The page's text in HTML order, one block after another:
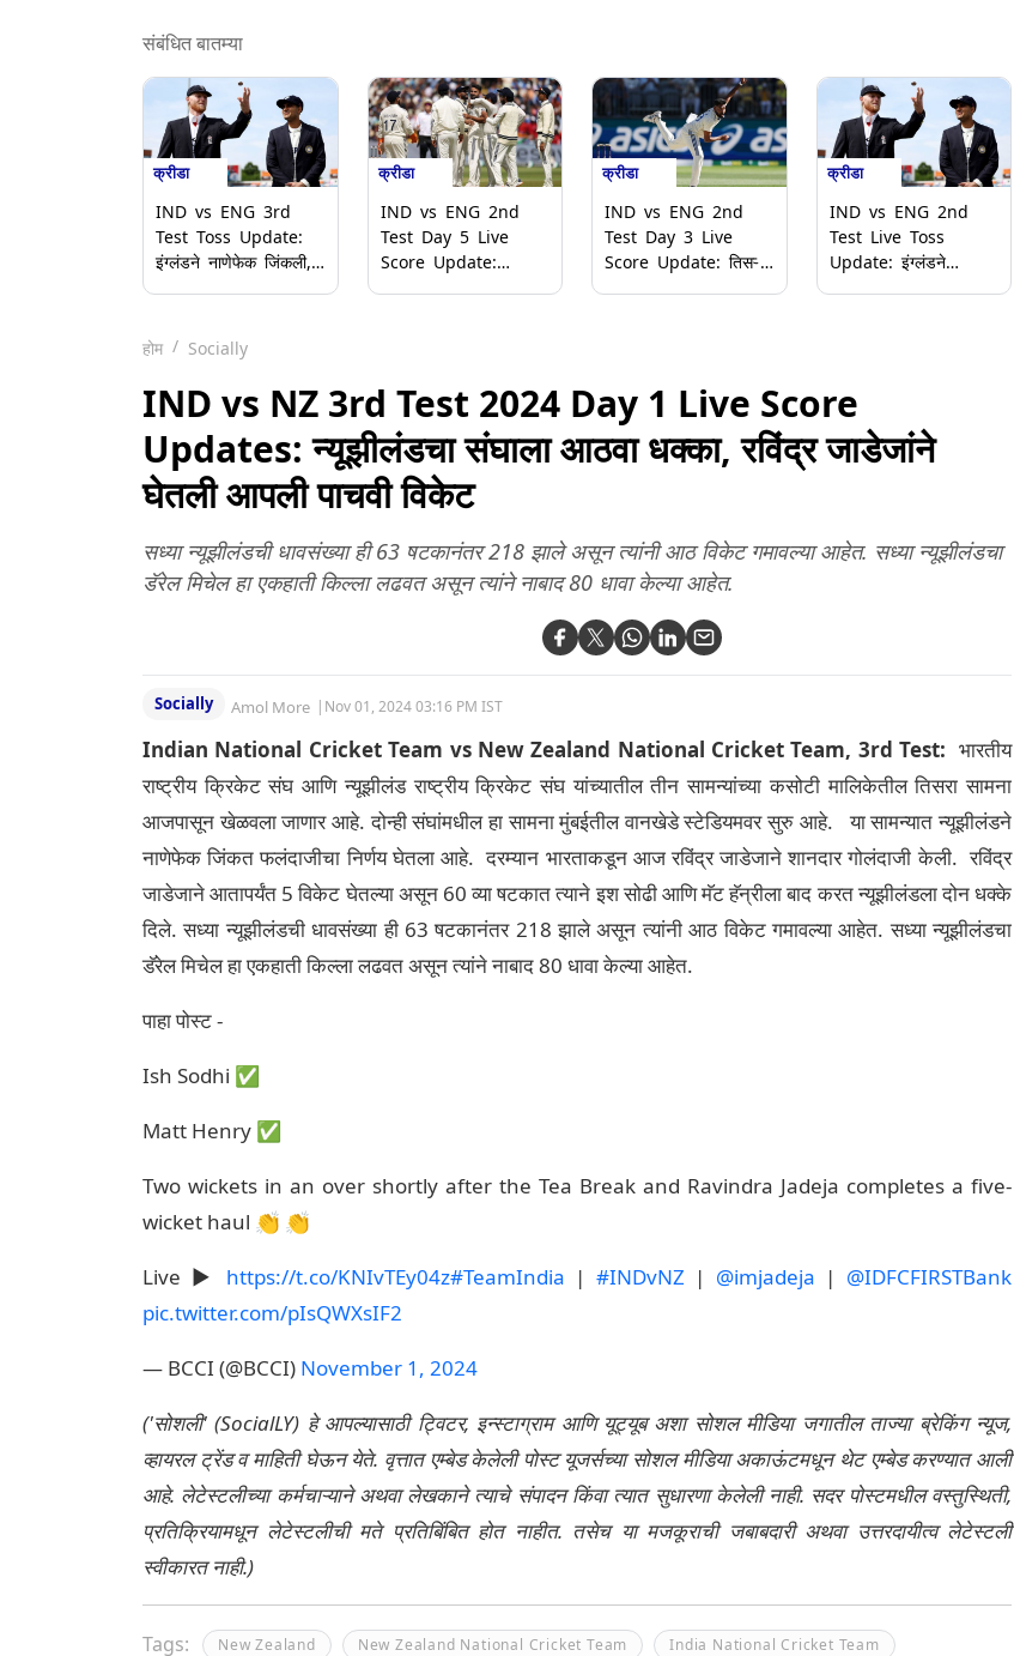
संबंधित बातम्या
क्रीडा
IND vs ENG 3rd
Test Toss Update:
इंग्लंडने नाणेफेक जिंकली,
क्रीडा
IND vs ENG 2nd
Test Day 5 Live
Score Update:
क्रीडा
IND vs ENG 2nd
Test Day 3 Live
Score Update: तिसऱ्या
क्रीडा
IND vs ENG 2nd
Test Live Toss
Update: इंग्लंडने
होम Socially
IND vs NZ 3rd Test 2024 Day 1 Live Score
Updates: न्यूझीलंडचा संघाला आठवा धक्का, रविंद्र जाडेजांने
घेतली आपली पाचवी विकेट
सध्या न्यूझीलंडची धावसंख्या ही 63 षटकानंतर 218 झाले असून त्यांनी आठ विकेट गमावल्या आहेत. सध्या न्यूझीलंडचा
डॅरेल मिचेल हा एकहाती किल्ला लढवत असून त्यांने नाबाद 80 धावा केल्या आहेत.
Socially Amol More | Nov 01, 2024 03:16 PM IST
Indian National Cricket Team vs New Zealand National Cricket Team, 3rd Test: भारतीय
राष्ट्रीय क्रिकेट संघ आणि न्यूझीलंड राष्ट्रीय क्रिकेट संघ यांच्यातील तीन सामन्यांच्या कसोटी मालिकेतील तिसरा सामना
आजपासून खेळवला जाणार आहे. दोन्ही संघांमधील हा सामना मुंबईतील वानखेडे स्टेडियमवर सुरु आहे. या सामन्यात न्यूझीलंडने
नाणेफेक जिंकत फलंदाजीचा निर्णय घेतला आहे. दरम्यान भारताकडून आज रविंद्र जाडेजाने शानदार गोलंदाजी केली. रविंद्र
जाडेजाने आतापर्यंत 5 विकेट घेतल्या असून 60 व्या षटकात त्याने इश सोढी आणि मॅट हॅन्रीला बाद करत न्यूझीलंडला दोन धक्के
दिले. सध्या न्यूझीलंडची धावसंख्या ही 63 षटकानंतर 218 झाले असून त्यांनी आठ विकेट गमावल्या आहेत. सध्या न्यूझीलंडचा
डॅरेल मिचेल हा एकहाती किल्ला लढवत असून त्यांने नाबाद 80 धावा केल्या आहेत.
पाहा पोस्ट -
Ish Sodhi ✅
Matt Henry ✅
Two wickets in an over shortly after the Tea Break and Ravindra Jadeja completes a five-
wicket haul 👏 👏
Live ▶️ https://t.co/KNIvTEy04z#TeamIndia | #INDvNZ | @imjadeja | @IDFCFIRSTBank
pic.twitter.com/pIsQWXsIF2
— BCCI (@BCCI) November 1, 2024
('सोशली' (SocialLY) हे आपल्यासाठी ट्विटर, इन्स्टाग्राम आणि यूट्यूब अशा सोशल मीडिया जगातील ताज्या ब्रेकिंग न्यूज,
व्हायरल ट्रेंड व माहिती घेऊन येते. वृत्तात एम्बेड केलेली पोस्ट यूजर्सच्या सोशल मीडिया अकाऊंटमधून थेट एम्बेड करण्यात आली
आहे. लेटेस्टलीच्या कर्मचाऱ्याने अथवा लेखकाने त्याचे संपादन किंवा त्यात सुधारणा केलेली नाही. सदर पोस्टमधील वस्तुस्थिती,
प्रतिक्रियामधून लेटेस्टलीची मते प्रतिबिंबित होत नाहीत. तसेच या मजकूराची जबाबदारी अथवा उत्तरदायीत्व लेटेस्टली
स्वीकारत नाही.)
Tags: New Zealand New Zealand National Cricket Team India National Cricket Team